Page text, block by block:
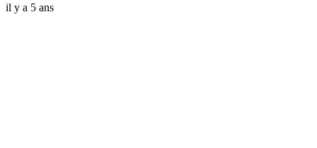
il y a 5 ans